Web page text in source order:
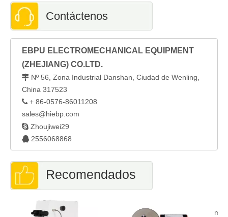
Contáctenos
EBPU ELECTROMECHANICAL EQUIPMENT
(ZHEJIANG) CO.LTD.
 Nº 56, Zona Industrial Danshan, Ciudad de Wenling,
China 317523
 + 86-0576-86011208
sales@hiebp.com
 Zhoujiwei29
 2556068868
Recomendados